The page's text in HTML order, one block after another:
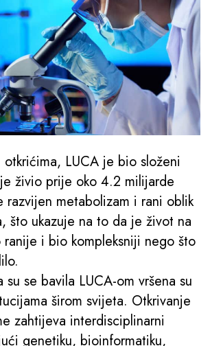
otkrićima, LUCA je bio složeni
živio prije oko 4.2 milijarde
razvijen metabolizam i rani oblik
što ukazuje na to da je život na
i bio kompleksniji nego što
su se bavila LUCA-om vršena su
širom svijeta. Otkrivanje
zahtijeva interdisciplinarni
genetiku, bioinformatiku,